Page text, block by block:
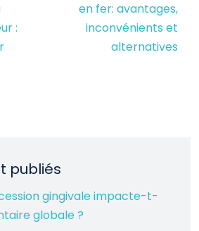
:
en fer: avantages,
inconvénients et
alternatives
publiés
gingivale impacte-t-
globale ?